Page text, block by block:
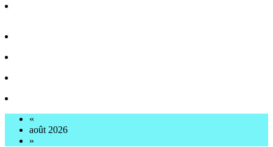
«
août 2026
»